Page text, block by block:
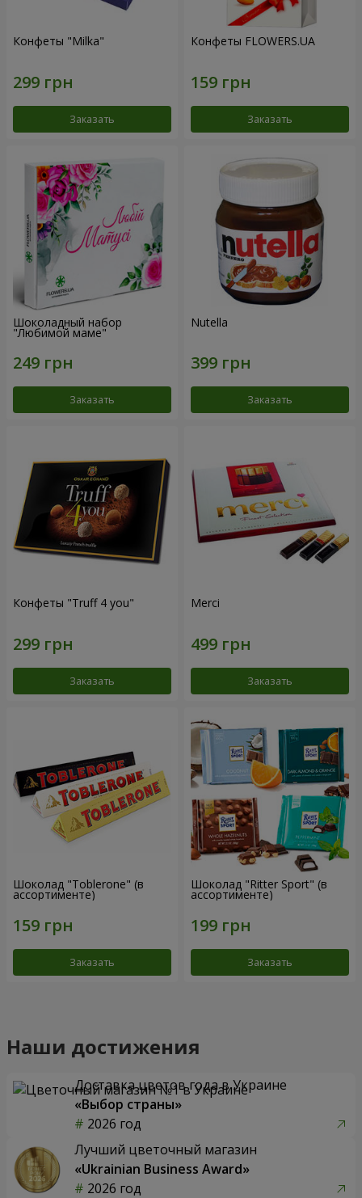
Конфеты "Milka"
Заказать
Конфеты FLOWERS.UA
Заказать
Шоколадный набор
"Любимой маме"
Заказать
Nutella
Заказать
Конфеты "Truff 4 you"
Заказать
Merci
Заказать
Шоколад "Toblerone" (в
ассортименте)
Заказать
Шоколад "Ritter Sport" (в
ассортименте)
Заказать
Наши достижения
Доставка цветов года в Украине
«Выбор страны»
2026 год
Лучший цветочный магазин
«Ukrainian Business Award»
2026 год